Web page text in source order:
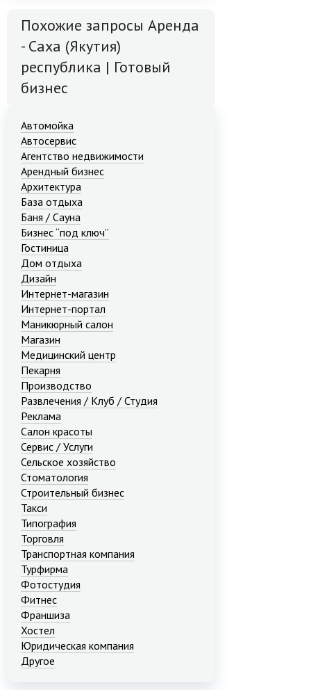
Похожие запросы Аренда
- Саха (Якутия)
республика | Готовый
бизнес
Автомойка
Автосервис
Агентство недвижимости
Арендный бизнес
Архитектура
База отдыха
Баня / Сауна
Бизнес “под ключ”
Гостиница
Дом отдыха
Дизайн
Интернет-магазин
Интернет-портал
Маникюрный салон
Магазин
Медицинский центр
Пекарня
Производство
Развлечения / Клуб / Студия
Реклама
Салон красоты
Сервис / Услуги
Сельское хозяйство
Стоматология
Строительный бизнес
Такси
Типография
Торговля
Транспортная компания
Турфирма
Фотостудия
Фитнес
Франшиза
Хостел
Юридическая компания
Другое